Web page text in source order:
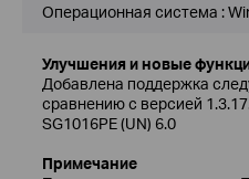
Операционная система :
Улучшения и новые
Добавлена поддержка
сравнению с версией
SG1016PE (UN) 6.0
Примечание